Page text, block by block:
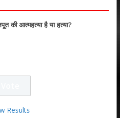
की आत्महत्या है या हत्या?
Results